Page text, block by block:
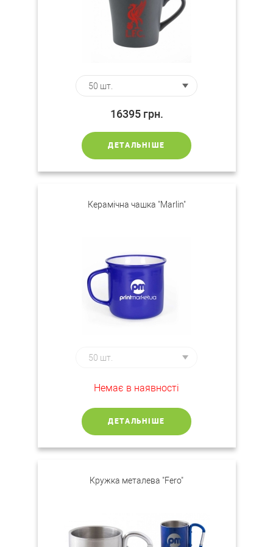
16395 грн.
ДЕТАЛЬНІШЕ
Керамічна чашка "Marlin"
Немає в наявності
ДЕТАЛЬНІШЕ
Кружка металева "Fero"